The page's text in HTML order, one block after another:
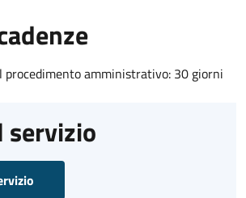
procedimento amministrativo: 30 giorni
servizio